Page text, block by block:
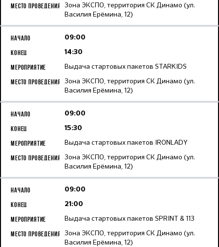
Зона ЭКСПО, территория СК Динамо (ул.
Василия Ерёмина, 12)
09:00
14:30
Выдача стартовых пакетов STARKIDS
Зона ЭКСПО, территория СК Динамо (ул.
Василия Ерёмина, 12)
09:00
15:30
Выдача стартовых пакетов IRONLADY
Зона ЭКСПО, территория СК Динамо (ул.
Василия Ерёмина, 12)
09:00
21:00
Выдача стартовых пакетов SPRINT & 113
Зона ЭКСПО, территория СК Динамо (ул.
Василия Ерёмина, 12)